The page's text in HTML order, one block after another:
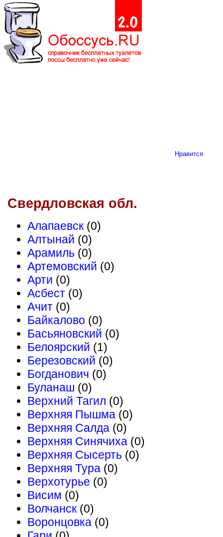
Нравится
Свердловская обл.
Алапаевск (0)
Алтынай (0)
Арамиль (0)
Артемовский (0)
Арти (0)
Асбест (0)
Ачит (0)
Байкалово (0)
Басьяновский (0)
Белоярский (1)
Березовский (0)
Богданович (0)
Буланаш (0)
Верхний Тагил (0)
Верхняя Пышма (0)
Верхняя Салда (0)
Верхняя Синячиха (0)
Верхняя Сысерть (0)
Верхняя Тура (0)
Верхотурье (0)
Висим (0)
Волчанск (0)
Воронцовка (0)